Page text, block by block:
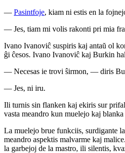
— Pasintfoje, kiam ni estis en la
— Jes, tiam mi volis rakonti pri mia
Ivano Ivanoviĉ suspiris kaj antaŭ ol
ĝi ĉesos. Ivano Ivanoviĉ kaj Burkin
— Necesas ie trovi ŝirmon, — diris
— Jes, ni iru.
Ili turnis sin flanken kaj ekiris sur
vasta meandro kun muelejo kaj blanka
La muelejo brue funkciis, surdigante
meandro aspektis malvarme kaj
la garbejoj de la mastro, ili silentis,